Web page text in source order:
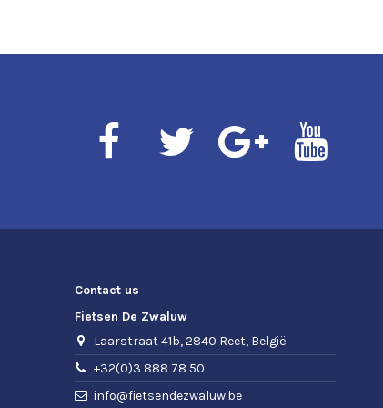
Contact us
Fietsen De Zwaluw
Laarstraat 41b, 2840 Reet, België
+32(0)3 888 78 50
info@fietsendezwaluw.be